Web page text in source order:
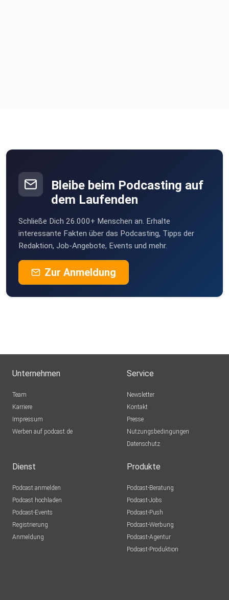
Bleibe beim Podcasting auf
dem Laufenden
Schließe Dich 26.000+ Menschen an. Erhalte
interessante Fakten über das Podcasting, Tipps der
Redaktion, Job-Angebote, Events und mehr.
Zur Anmeldung
Unternehmen
Team
Karriere
Impressum
Werben auf podcast.de
Service
Newsletter
Kontakt
Presse
Nutzungsbedingungen
Datenschutz
Dienst
Podcast anmelden
Podcast hochladen
Podcast-Events
Registrierung
Anmeldung
Produkte
Podcast-Beratung
Podcast-Jobs
Podcast-Push
Podcast-Werbung
Podcast-Agentur
Podcast-Produktion